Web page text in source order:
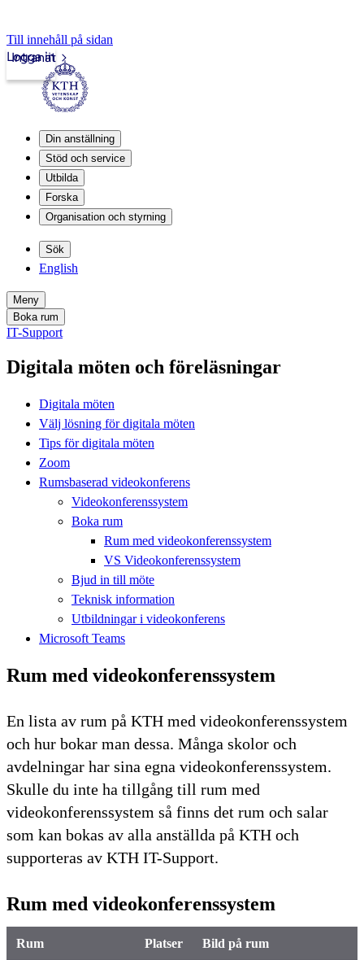
Till innehåll på sidan
Intranät
Logga in
Din anställning
Stöd och service
Utbilda
Forska
Organisation och styrning
Sök
English
Meny
Boka rum
IT-Support
Digitala möten och föreläsningar
Digitala möten
Välj lösning för digitala möten
Tips för digitala möten
Zoom
Rumsbaserad videokonferens
Videokonferenssystem
Boka rum
Rum med videokonferenssystem
VS Videokonferenssystem
Bjud in till möte
Teknisk information
Utbildningar i videokonferens
Microsoft Teams
Rum med videokonferenssystem
En lista av rum på KTH med videokonferenssystem
och hur bokar man dessa. Många skolor och
avdelningar har sina egna videokonferenssystem.
Skulle du inte ha tillgång till rum med
videokonferenssystem så finns det rum och salar
som kan bokas av alla anställda på KTH och
supporteras av KTH IT-Support.
Rum med videokonferenssystem
Rum Platser Bild på rum